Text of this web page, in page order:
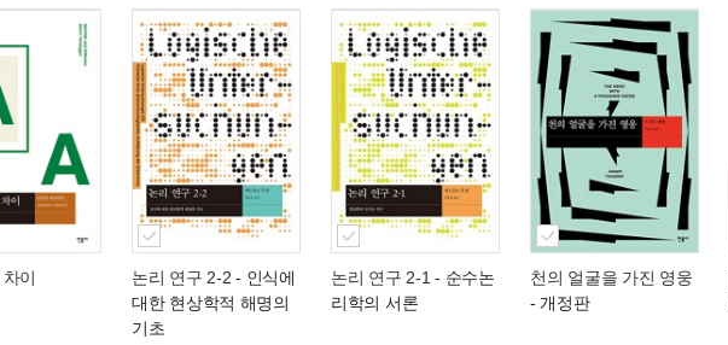
이 논리 연구 2-2 - 인식에
대한 현상학적 해명의
기초
논리 연구 2-1 - 순수논
리학의 서론
천의 얼굴을 가진 영웅
- 개정판